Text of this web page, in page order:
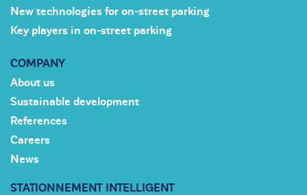
New technologies for on-street parking
Key players in on-street parking
COMPANY
About us
Sustainable development
References
Careers
News
STATIONNEMENT INTELLIGENT